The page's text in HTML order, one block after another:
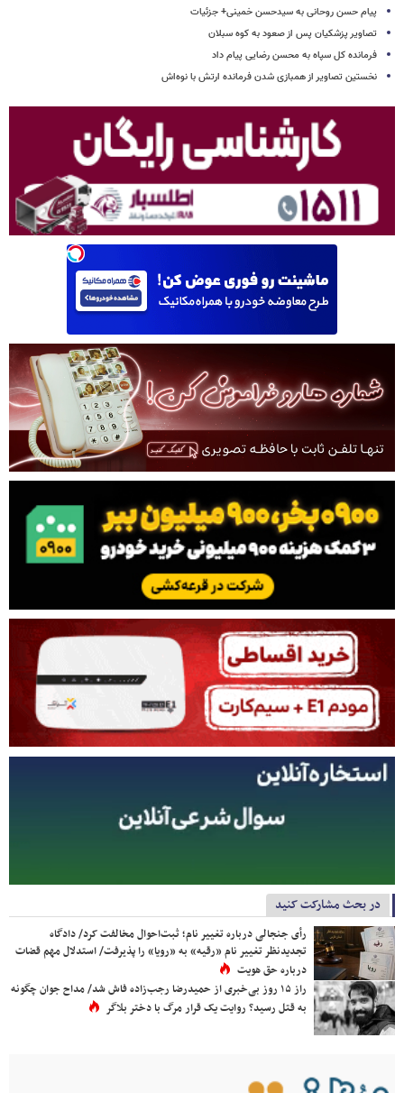
پیام حسن روحانی به سیدحسن خمینی+ جزئیات
تصاویر پزشکیان پس از صعود به کوه سبلان
فرمانده کل سپاه به محسن رضایی پیام داد
نخستین تصاویر از همبازی شدن فرمانده ارتش با نوه‌اش
در بحث مشارکت کنید
رأی جنجالی درباره تغییر نام؛ ثبت‌احوال مخالفت کرد/ دادگاه
تجدیدنظر تغییر نام «رقیه» به «رویا» را پذیرفت/ استدلال مهم قضات
درباره حق هویت
راز ۱۵ روز بی‌خبری از حمیدرضا رجب‌زاده فاش شد/ مداح جوان چگونه
به قتل رسید؟ روایت یک قرار مرگ با دختر بلاگر